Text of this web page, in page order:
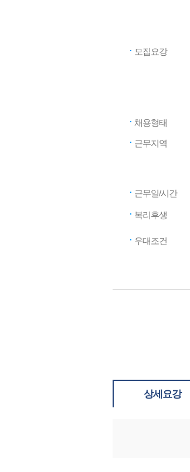
모집요강
채용형태
근무지역
근무일/시간
복리후생
우대조건
상세요강